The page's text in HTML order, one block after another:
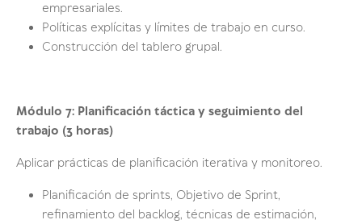
empresariales.
Políticas explícitas y límites de trabajo en curso.
Construcción del tablero grupal.
Módulo 7: Planificación táctica y seguimiento del
trabajo (3 horas)
Aplicar prácticas de planificación iterativa y monitoreo.
Planificación de sprints, Objetivo de Sprint,
refinamiento del backlog, técnicas de estimación,